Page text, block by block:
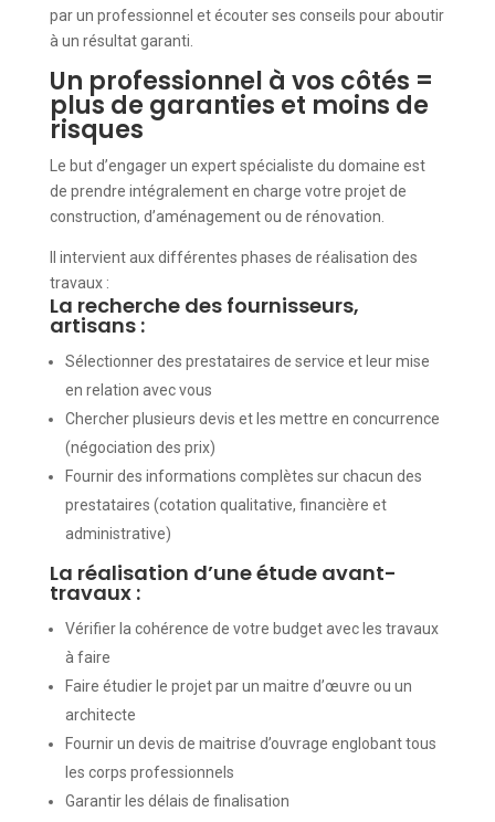
par un professionnel et écouter ses conseils pour aboutir
à un résultat garanti.
Un professionnel à vos côtés =
plus de garanties et moins de
risques
Le but d’engager un expert spécialiste du domaine est
de prendre intégralement en charge votre projet de
construction, d’aménagement ou de rénovation.
Il intervient aux différentes phases de réalisation des
travaux :
La recherche des fournisseurs,
artisans :
Sélectionner des prestataires de service et leur mise
en relation avec vous
Chercher plusieurs devis et les mettre en concurrence
(négociation des prix)
Fournir des informations complètes sur chacun des
prestataires (cotation qualitative, financière et
administrative)
La réalisation d’une étude avant-
travaux :
Vérifier la cohérence de votre budget avec les travaux
à faire
Faire étudier le projet par un maitre d’œuvre ou un
architecte
Fournir un devis de maitrise d’ouvrage englobant tous
les corps professionnels
Garantir les délais de finalisation